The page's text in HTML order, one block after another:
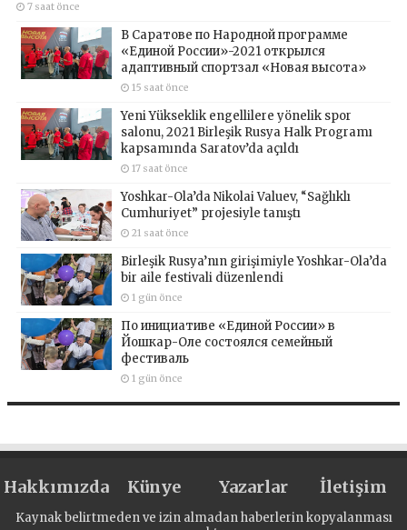
7 saat önce
В Саратове по Народной программе
«Единой России»-2021 открылся
адаптивный спортзал «Новая высота»
15 saat önce
Yeni Yükseklik engellilere yönelik spor
salonu, 2021 Birleşik Rusya Halk Programı
kapsamında Saratov’da açıldı
17 saat önce
Yoshkar-Ola’da Nikolai Valuev, “Sağlıklı
Cumhuriyet” projesiyle tanıştı
21 saat önce
Birleşik Rusya’nın girişimiyle Yoshkar-Ola’da
bir aile festivali düzenlendi
1 gün önce
По инициативе «Единой России» в
Йошкар-Оле состоялся семейный
фестиваль
1 gün önce
Hakkımızda Künye Yazarlar İletişim
Kaynak belirtmeden ve izin almadan haberlerin kopyalanması